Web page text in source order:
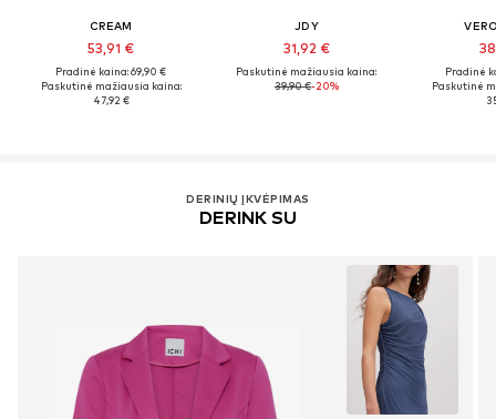
CREAM
53,91 €
Pradinė kaina: 69,90 €
Paskutinė mažiausia kaina:
47,92 €
JDY
31,92 €
Paskutinė mažiausia kaina:
39,90 €-20%
Pradinė
Paskutinė
DERINIŲ ĮKVĖPIMAS
DERINK SU